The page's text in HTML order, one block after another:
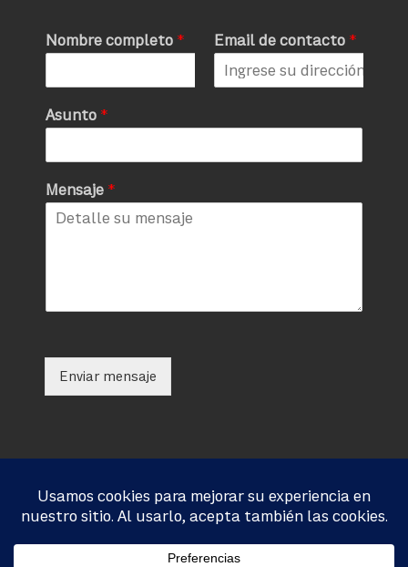
Nombre completo * Email de contacto *
Asunto *
Mensaje *
Enviar mensaje